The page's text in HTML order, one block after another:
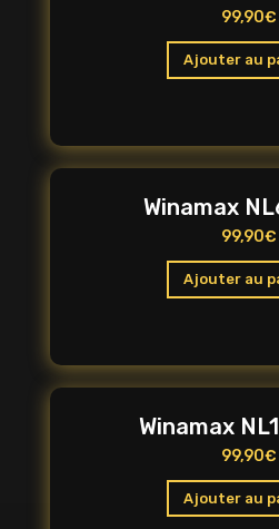
99,90€
Ajouter au
Winamax
99,90€
Ajouter au
Winamax
99,90€
Ajouter au